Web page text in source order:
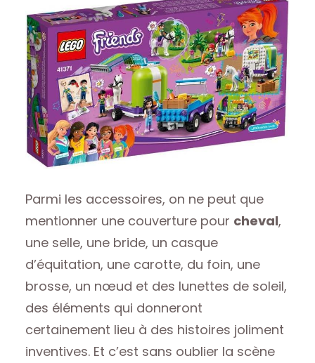
Parmi les accessoires, on ne peut que
mentionner une couverture pour cheval,
une selle, une bride, un casque
d’équitation, une carotte, du foin, une
brosse, un nœud et des lunettes de soleil,
des éléments qui donneront
certainement lieu à des histoires joliment
inventives. Et c’est sans oublier la scène